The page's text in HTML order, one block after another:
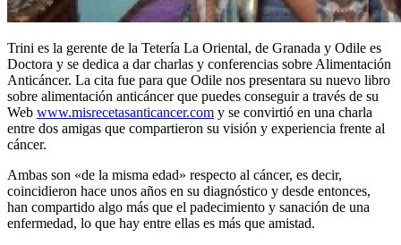
Trini es la gerente de la Tetería La Oriental, de Granada y Odile es
Doctora y se dedica a dar charlas y conferencias sobre Alimentación
Anticáncer. La cita fue para que Odile nos presentara su nuevo libro
sobre alimentación anticáncer que puedes conseguir a través de su
Web www.misrecetasanticancer.com y se convirtió en una charla
entre dos amigas que compartieron su visión y experiencia frente al
cáncer.
Ambas son «de la misma edad» respecto al cáncer, es decir,
coincidieron hace unos años en su diagnóstico y desde entonces,
han compartido algo más que el padecimiento y sanación de una
enfermedad, lo que hay entre ellas es más que amistad.